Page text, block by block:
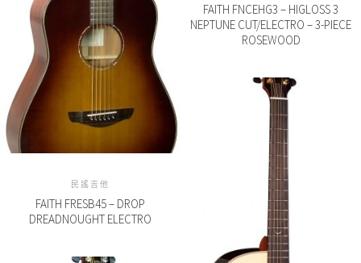
FAITH FNCEHG3 – HIGLOSS 3
NEPTUNE CUT/ELECTRO – 3-PIECE
ROSEWOOD
民謠吉他
FAITH FRESB45 – DROP
DREADNOUGHT ELECTRO